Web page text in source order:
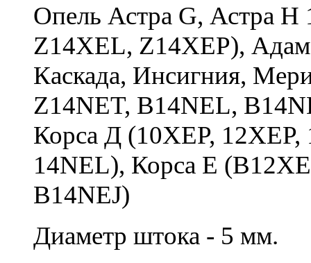
Опель Астра G, Астра
Z14XEL, Z14XEP),
Каскада, Инсигния,
Z14NET, B14NEL,
Корса Д (10XEP,
14NEL), Корса Е
B14NEJ)
Диаметр штока - 5 мм.